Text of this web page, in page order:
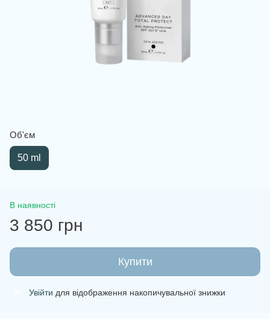
Об'єм
50 ml
В наявності
3 850 грн
Купити
Увійти для відображення накопичувальної знижки